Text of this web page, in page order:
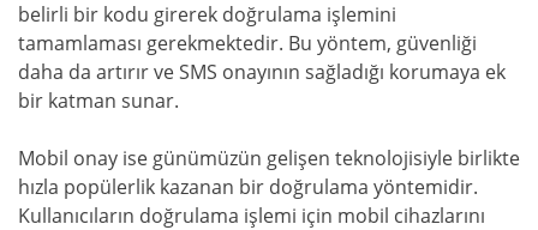
belirli bir kodu girerek doğrulama işlemini
tamamlaması gerekmektedir. Bu yöntem, güvenliği
daha da artırır ve SMS onayının sağladığı korumaya ek
bir katman sunar.
Mobil onay ise günümüzün gelişen teknolojisiyle birlikte
hızla popülerlik kazanan bir doğrulama yöntemidir.
Kullanıcıların doğrulama işlemi için mobil cihazlarını